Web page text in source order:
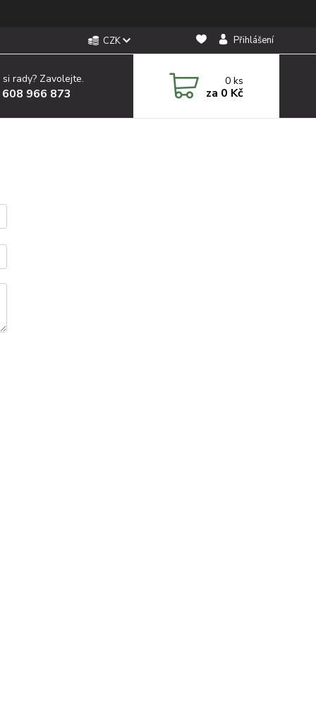
CZK Přihlášení
rady? Zavolejte.
966 873
0ks
za 0 Kč